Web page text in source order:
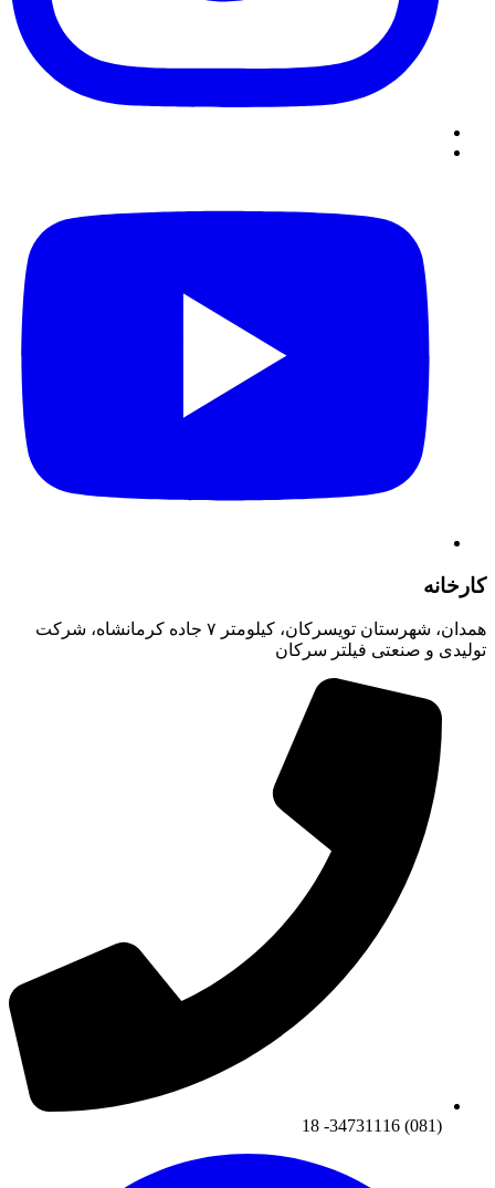
کارخانه
همدان، شهرستان تویسرکان، کیلومتر ۷ جاده کرمانشاه، شرکت
تولیدی و صنعتی فیلتر سرکان
(081) 34731116- 18